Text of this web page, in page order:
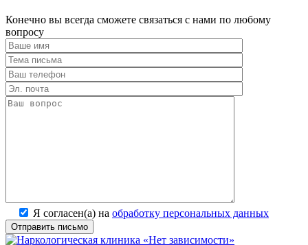
Конечно вы всегда сможете связаться с нами по любому
вопросу
Я согласен(а) на обработку персональных данных